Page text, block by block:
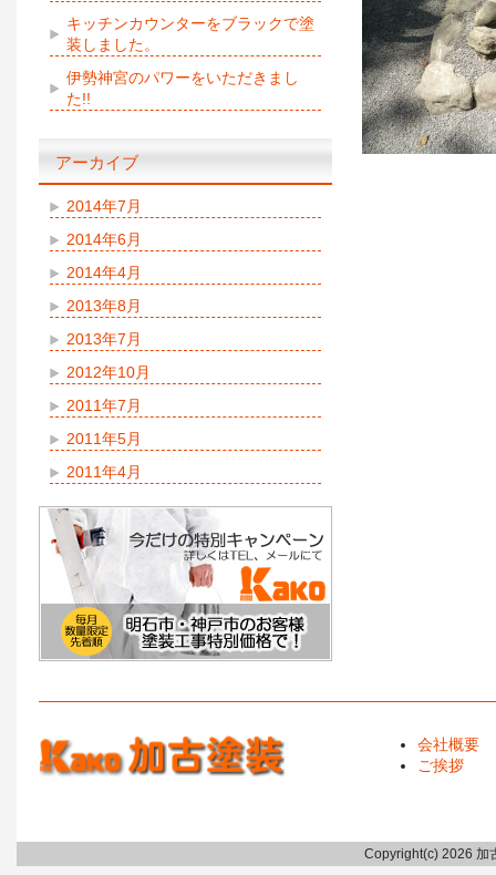
キッチンカウンターをブラックで塗
装しました。
伊勢神宮のパワーをいただきまし
た!!
アーカイブ
2014年7月
2014年6月
2014年4月
2013年8月
2013年7月
2012年10月
2011年7月
2011年5月
2011年4月
会社概要
ご挨拶
Copyright(c) 2026 加